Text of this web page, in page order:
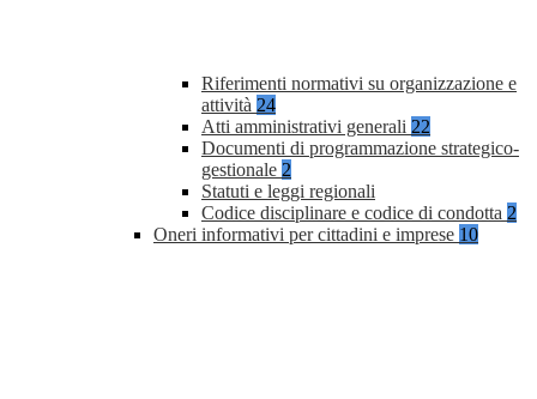
Riferimenti normativi su organizzazione e
attività 24
Atti amministrativi generali 22
Documenti di programmazione strategico-
gestionale 2
Statuti e leggi regionali
Codice disciplinare e codice di condotta 2
Oneri informativi per cittadini e imprese 10